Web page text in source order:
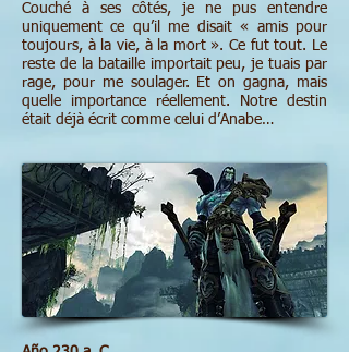
Couché à ses côtés, je ne pus entendre
uniquement ce qu’il me disait « amis pour
toujours, à la vie, à la mort ». Ce fut tout. Le
reste de la bataille importait peu, je tuais par
rage, pour me soulager. Et on gagna, mais
quelle importance réellement. Notre destin
était déjà écrit comme celui d’Anabe…